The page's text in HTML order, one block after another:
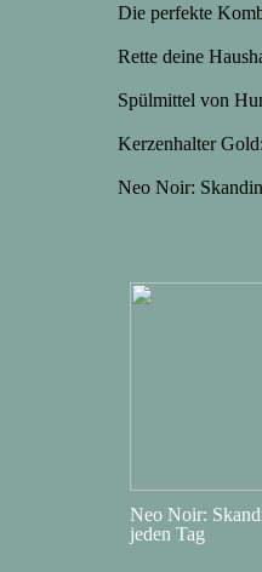
Die perfekte
Rette deine
Spülmittel von
Kerzenhalter
Neo Noir:
Neo Noir:
jeden Tag